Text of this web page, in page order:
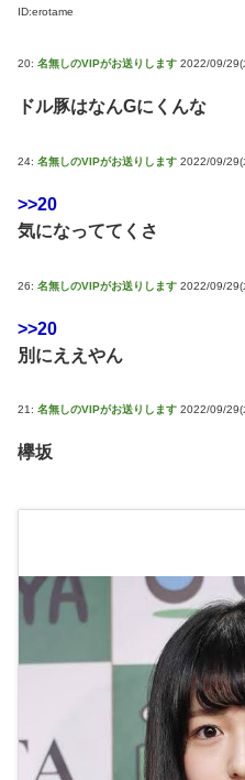
ID:erotame
20: 名無しのVIPがお送りします 2022/09/29(
ドル豚はなんGにくんな
24: 名無しのVIPがお送りします 2022/09/29(
>>20
気になっててくさ
26: 名無しのVIPがお送りします 2022/09/29(
>>20
別にええやん
21: 名無しのVIPがお送りします 2022/09/29(
欅坂